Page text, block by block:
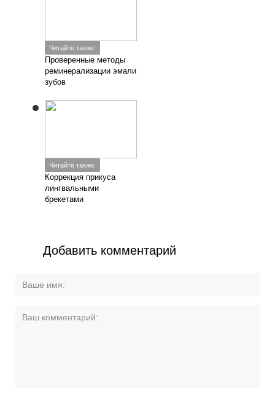
Читайте также:
Проверенные методы
реминерализации эмали
зубов
Читайте также:
Коррекция прикуса
лингвальными
брекетами
Добавить комментарий